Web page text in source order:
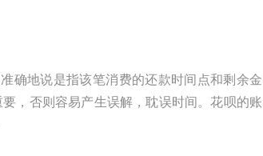
确地说是指该笔消费的还款时间点和剩余金
，否则容易产生误解，耽误时间。花呗的账